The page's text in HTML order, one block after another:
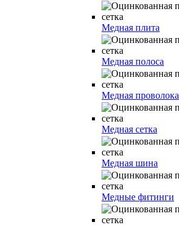
Медная плита
Медная полоса
Медная проволока
Медная сетка
Медная шина
Медные фитинги